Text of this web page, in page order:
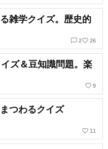
雑学クイズ。歴史的
chat_bubble_outline 2favorite_border 26
ズ＆豆知識問題。楽
favorite_border 9
つわるクイズ
favorite_border 11